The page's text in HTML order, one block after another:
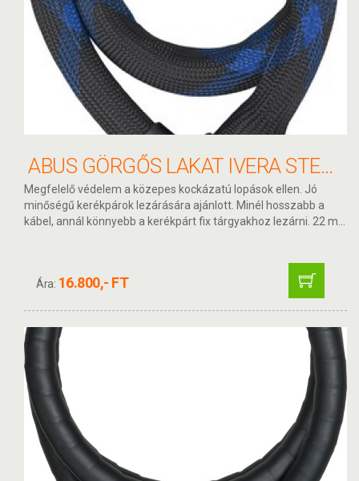
ABUS GÖRGŐS LAKAT IVERA STEEL-O-FLEX 7200/85
Megfelelő védelem a közepes kockázatú lopások ellen. Jó
minőségű kerékpárok lezárására ajánlott. Minél hosszabb a
kábel, annál könnyebb a kerékpárt fix tárgyakhoz lezárni. 22 m...
Ára: 16.800,- FT